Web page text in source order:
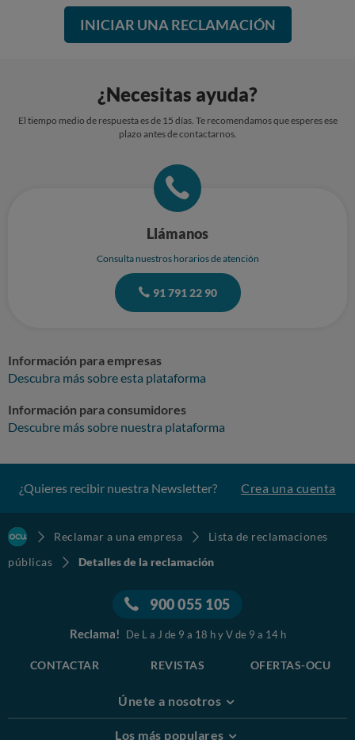
INICIAR UNA RECLAMACIÓN
¿Necesitas ayuda?
El tiempo medio de respuesta es de 15 días. Te recomendamos que esperes ese
plazo antes de contactarnos.
Llámanos
Consulta nuestros horarios de atención
91 791 22 90
Información para empresas
Descubra más sobre esta plataforma
Información para consumidores
Descubre más sobre nuestra plataforma
¿Quieres recibir nuestra Newsletter? Crea una cuenta
Reclamar a una empresa
Lista de reclamaciones
públicas
Detalles de la reclamación
900 055 105
Reclama! De L a J de 9 a 18 h y V de 9 a 14 h
CONTACTAR REVISTAS OFERTAS-OCU
Únete a nosotros
Los más populares